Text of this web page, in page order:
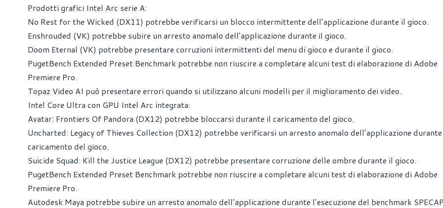
Prodotti grafici Intel Arc serie A:
No Rest for the Wicked (DX11) potrebbe verificarsi un blocco intermittente dell’applicazione durante il gioco.
Enshrouded (VK) potrebbe subire un arresto anomalo dell’applicazione durante il gioco.
Doom Eternal (VK) potrebbe presentare corruzioni intermittenti del menu di gioco e durante il gioco.
PugetBench Extended Preset Benchmark potrebbe non riuscire a completare alcuni test di elaborazione di Adobe
Premiere Pro.
Topaz Video AI può presentare errori quando si utilizzano alcuni modelli per il miglioramento dei video.
Intel Core Ultra con GPU Intel Arc integrata:
Avatar: Frontiers Of Pandora (DX12) potrebbe bloccarsi durante il caricamento del gioco.
Uncharted: Legacy of Thieves Collection (DX12) potrebbe verificarsi un arresto anomalo dell’applicazione
caricamento del gioco.
Suicide Squad: Kill the Justice League (DX12) potrebbe presentare corruzione delle ombre durante il gioco.
PugetBench Extended Preset Benchmark potrebbe non riuscire a completare alcuni test di elaborazione di Adobe
Premiere Pro.
Autodesk Maya potrebbe subire un arresto anomalo dell’applicazione durante l’esecuzione del benchmark